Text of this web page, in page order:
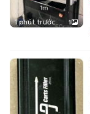
1 phút trước 1